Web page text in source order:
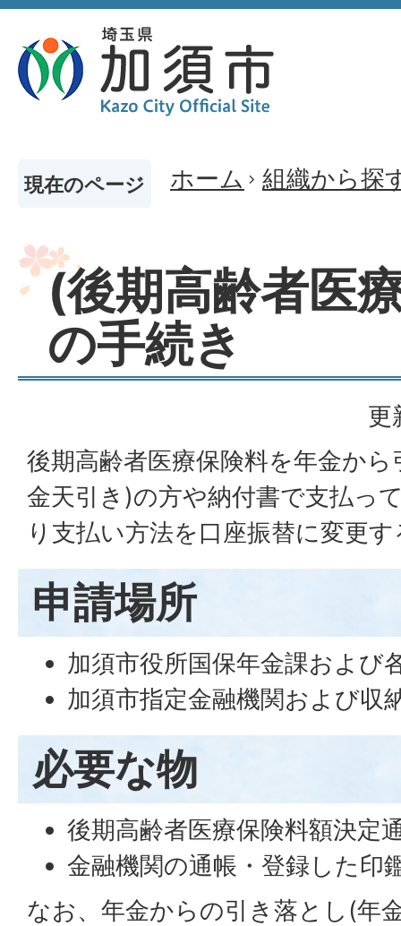
現在のページ ホーム 組織から探
(後期高齢者医
の手続き
更
後期高齢者医療保険料を年金か
金天引き)の方や納付書で支払っ
り支払い方法を口座振替に変更
申請場所
加須市役所国保年金課および
加須市指定金融機関および収
必要な物
後期高齢者医療保険料額決定
金融機関の通帳・登録した印
なお、年金からの引き落とし(年